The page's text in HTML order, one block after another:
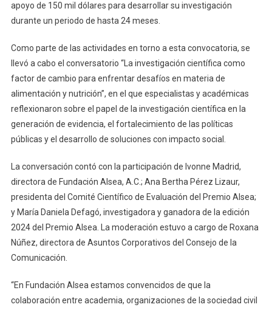
apoyo de 150 mil dólares para desarrollar su investigación
durante un periodo de hasta 24 meses.
Como parte de las actividades en torno a esta convocatoria, se
llevó a cabo el conversatorio “La investigación científica como
factor de cambio para enfrentar desafíos en materia de
alimentación y nutrición”, en el que especialistas y académicas
reflexionaron sobre el papel de la investigación científica en la
generación de evidencia, el fortalecimiento de las políticas
públicas y el desarrollo de soluciones con impacto social.
La conversación contó con la participación de Ivonne Madrid,
directora de Fundación Alsea, A.C.; Ana Bertha Pérez Lizaur,
presidenta del Comité Científico de Evaluación del Premio Alsea;
y María Daniela Defagó, investigadora y ganadora de la edición
2024 del Premio Alsea. La moderación estuvo a cargo de Roxana
Núñez, directora de Asuntos Corporativos del Consejo de la
Comunicación.
“En Fundación Alsea estamos convencidos de que la
colaboración entre academia, organizaciones de la sociedad civil